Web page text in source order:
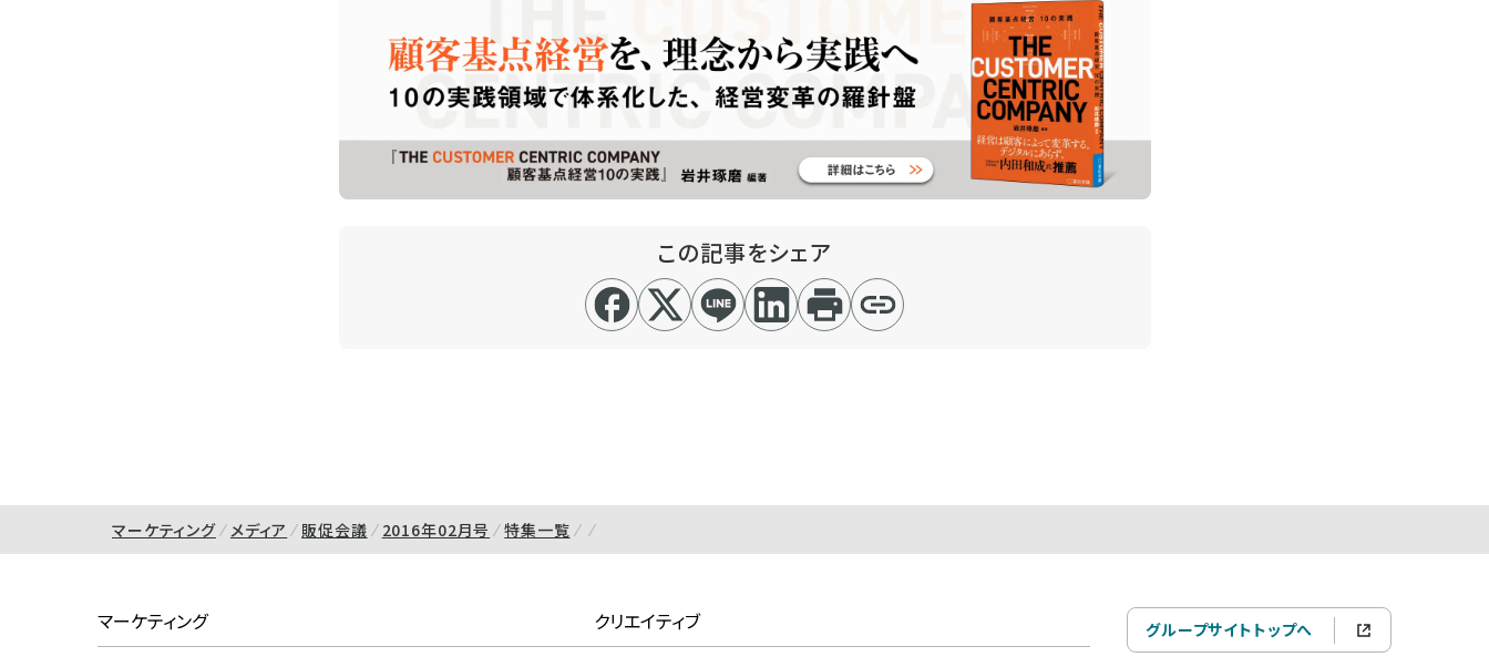
この記事をシェア
マーケティング メディア 販促会議 2016年02月号 特集一覧
マーケティング クリエイティブ グループサイトトップへ